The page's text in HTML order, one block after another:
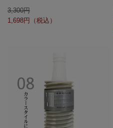
3,300
1,698